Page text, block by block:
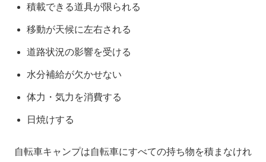
積載できる道具が限られる
移動が天候に左右される
道路状況の影響を受ける
水分補給が欠かせない
体力・気力を消費する
日焼けする
自転車キャンプは自転車にすべての持ち物を積まなけれ